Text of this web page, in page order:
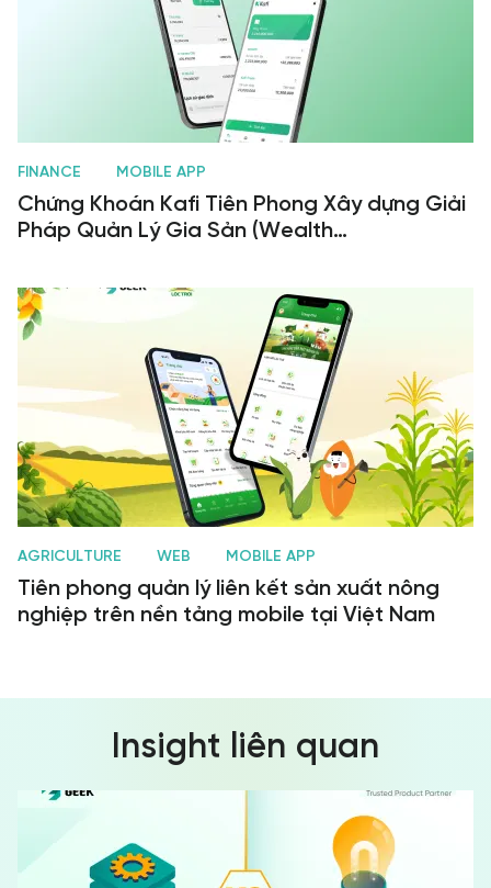
FINANCE MOBILE APP
Chứng Khoán Kafi Tiên Phong Xây dựng Giải
Pháp Quản Lý Gia Sản (Wealth
AGRICULTURE WEB MOBILE APP
Tiên phong quản lý liên kết sản xuất nông
nghiệp trên nền tảng mobile tại Việt Nam
Insight liên quan